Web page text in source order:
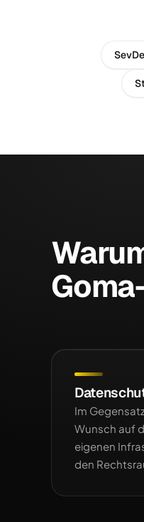
Im
Wunsch auf
eigenen
den